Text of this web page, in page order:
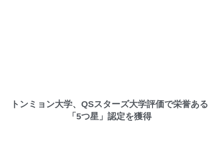
トンミョン大学、QSスターズ大学評価で栄誉ある
「5つ星」認定を獲得